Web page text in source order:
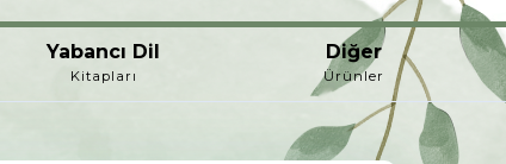
Yabancı Dil
Kitapları
Diğer
Ürünler